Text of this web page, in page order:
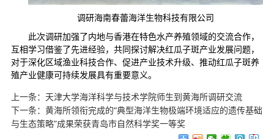
调研海南春蕾海洋生物科技有限公司
此次调研加强了内地与香港在特色水产养殖领域的交流合作，
互相学习借鉴了先进经验，共同探讨解决红瓜子斑产业发展问题，
对于深化区域渔业科技合作、促进产业技术升级、推动红瓜子斑养
殖产业健康可持续发展具有重要意义。
上一条： 天津大学海洋科学与技术学院师生到黄海所调研交流
下一条： 黄海所领衔完成的“典型海洋生物极端环境适应的遗传基础
与生态策略”成果荣获青岛市自然科学奖一等奖